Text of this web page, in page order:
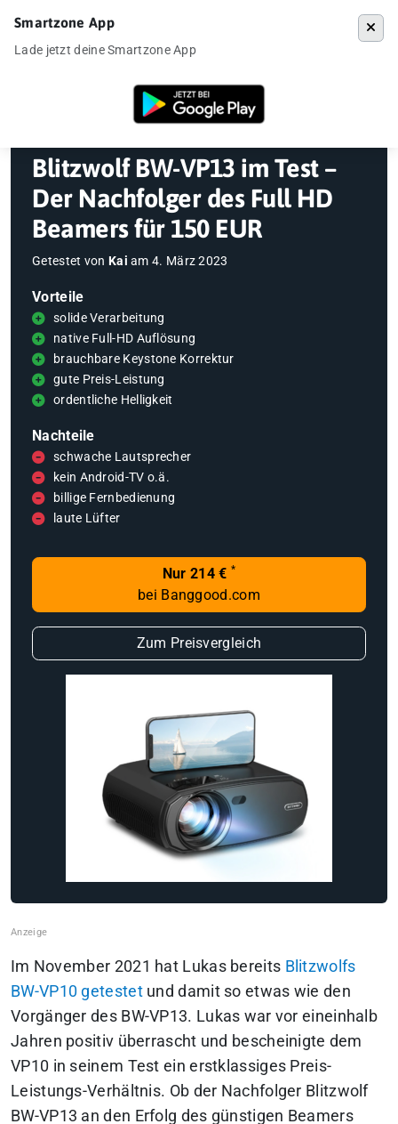
»Beamer»Blitzwolf BW-VP13 im Test – Der
Blitzwolf BW-VP13 im Test –
Der Nachfolger des Full HD
Beamers für 150 EUR
Getestet von Kai am4. März 2023
Vorteile
solide Verarbeitung
native Full-HD Auflösung
brauchbare Keystone Korrektur
gute Preis-Leistung
ordentliche Helligkeit
Nachteile
schwache Lautsprecher
kein Android-TV o.ä.
billige Fernbedienung
laute Lüfter
Nur 214 € *
bei Banggood.com
Zum Preisvergleich
Im November 2021 hat Lukas bereits Blitzwolfs
BW-VP10 getestetund damit so etwas wie den
Vorgänger des BW-VP13. Lukas war vor eineinhalb
Jahren positiv überrascht und bescheinigte dem
VP10 in seinem Test ein erstklassiges Preis-
Leistungs-Verhältnis. Ob der Nachfolger Blitzwolf
BW-VP13 an den Erfolg des günstigen Beamers
Smartzone App
Lade jetzt deine Smartzone App